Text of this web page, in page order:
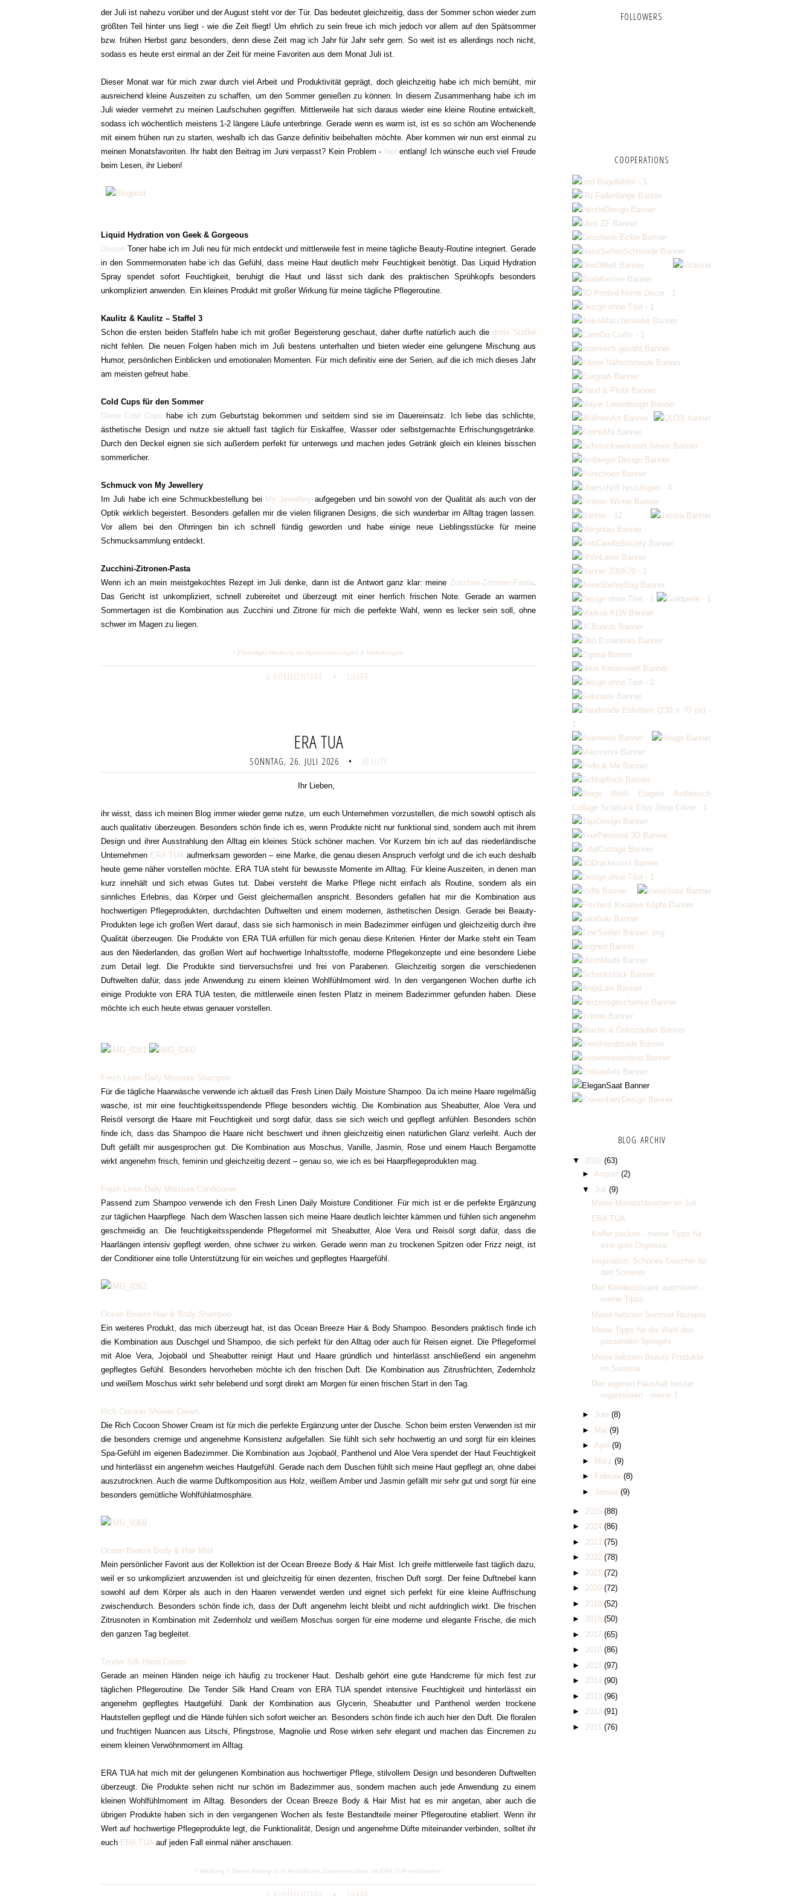
der Juli ist nahezu vorüber und der August steht vor der Tür. Das bedeutet gleichzeitig, dass der Sommer schon wieder zum
größten Teil hinter uns liegt - wie die Zeit fliegt! Um ehrlich zu sein freue ich mich jedoch vor allem auf den Spätsommer
bzw. frühen Herbst ganz besonders, denn diese Zeit mag ich Jahr für Jahr sehr gern. So weit ist es allerdings noch nicht,
sodass es heute erst einmal an der Zeit für meine Favoriten aus dem Monat Juli ist.
Dieser Monat war für mich zwar durch viel Arbeit und Produktivität geprägt, doch gleichzeitig habe ich mich bemüht, mir
ausreichend kleine Auszeiten zu schaffen, um den Sommer genießen zu können. In diesem Zusammenhang habe ich im
Juli wieder vermehrt zu meinen Laufschuhen gegriffen. Mittlerweile hat sich daraus wieder eine kleine Routine entwickelt,
sodass ich wöchentlich meistens 1-2 längere Läufe unterbringe. Gerade wenn es warm ist, ist es so schön am Wochenende
mit einem frühen run zu starten, weshalb ich das Ganze definitiv beibehalten möchte. Aber kommen wir nun erst einmal zu
meinen Monatsfavoriten. Ihr habt den Beitrag im Juni verpasst? Kein Problem - hierentlang! Ich wünsche euch viel Freude
beim Lesen, ihr Lieben!
Liquid Hydration von Geek & Gorgeous
Diesen Toner habe ich im Juli neu für mich entdeckt und mittlerweile fest in meine tägliche Beauty-Routine integriert. Gerade
in den Sommermonaten habe ich das Gefühl, dass meine Haut deutlich mehr Feuchtigkeit benötigt. Das Liquid Hydration
Spray spendet sofort Feuchtigkeit, beruhigt die Haut und lässt sich dank des praktischen Sprühkopfs besonders
unkompliziert anwenden. Ein kleines Produkt mit großer Wirkung für meine tägliche Pflegeroutine.
Kaulitz & Kaulitz – Staffel 3
Schon die ersten beiden Staffeln habe ich mit großer Begeisterung geschaut, daher durfte natürlich auch die dritte Staffel
nicht fehlen. Die neuen Folgen haben mich im Juli bestens unterhalten und bieten wieder eine gelungene Mischung aus
Humor, persönlichen Einblicken und emotionalen Momenten. Für mich definitiv eine der Serien, auf die ich mich dieses Jahr
am meisten gefreut habe.
Cold Cups für den Sommer
Diese Cold Cups habe ich zum Geburtstag bekommen und seitdem sind sie im Dauereinsatz. Ich liebe das schlichte,
ästhetische Design und nutze sie aktuell fast täglich für Eiskaffee, Wasser oder selbstgemachte Erfrischungsgetränke.
Durch den Deckel eignen sie sich außerdem perfekt für unterwegs und machen jedes Getränk gleich ein kleines bisschen
sommerlicher.
Schmuck von My Jewellery
Im Juli habe ich eine Schmuckbestellung bei My Jewellery aufgegeben und bin sowohl von der Qualität als auch von der
Optik wirklich begeistert. Besonders gefallen mir die vielen filigranen Designs, die sich wunderbar im Alltag tragen lassen.
Vor allem bei den Ohrringen bin ich schnell fündig geworden und habe einige neue Lieblingsstücke für meine
Schmucksammlung entdeckt.
Zucchini-Zitronen-Pasta
Wenn ich an mein meistgekochtes Rezept im Juli denke, dann ist die Antwort ganz klar: meine Zucchini-Zitronen-Pasta.
Das Gericht ist unkompliziert, schnell zubereitet und überzeugt mit einer herrlich frischen Note. Gerade an warmen
Sommertagen ist die Kombination aus Zucchini und Zitrone für mich die perfekte Wahl, wenn es lecker sein soll, ohne
schwer im Magen zu liegen.
* (Freiwillige) Werbung da Markennennungen & Verlinkungen
0 KOMMENTARE • SHARE:
ERA TUA
SONNTAG, 26. JULI 2026 • BEAUTY
Ihr Lieben,
ihr wisst, dass ich meinen Blog immer wieder gerne nutze, um euch Unternehmen vorzustellen, die mich sowohl optisch als
auch qualitativ überzeugen. Besonders schön finde ich es, wenn Produkte nicht nur funktional sind, sondern auch mit ihrem
Design und ihrer Ausstrahlung den Alltag ein kleines Stück schöner machen. Vor Kurzem bin ich auf das niederländische
Unternehmen ERA TUA aufmerksam geworden – eine Marke, die genau diesen Anspruch verfolgt und die ich euch deshalb
heute gerne näher vorstellen möchte. ERA TUA steht für bewusste Momente im Alltag. Für kleine Auszeiten, in denen man
kurz innehält und sich etwas Gutes tut. Dabei versteht die Marke Pflege nicht einfach als Routine, sondern als ein
sinnliches Erlebnis, das Körper und Geist gleichermaßen anspricht. Besonders gefallen hat mir die Kombination aus
hochwertigen Pflegeprodukten, durchdachten Duftwelten und einem modernen, ästhetischen Design. Gerade bei Beauty-
Produkten lege ich großen Wert darauf, dass sie sich harmonisch in mein Badezimmer einfügen und gleichzeitig durch ihre
Qualität überzeugen. Die Produkte von ERA TUA erfüllen für mich genau diese Kriterien. Hinter der Marke steht ein Team
aus den Niederlanden, das großen Wert auf hochwertige Inhaltsstoffe, moderne Pflegekonzepte und eine besondere Liebe
zum Detail legt. Die Produkte sind tierversuchsfrei und frei von Parabenen. Gleichzeitig sorgen die verschiedenen
Duftwelten dafür, dass jede Anwendung zu einem kleinen Wohlfühlmoment wird. In den vergangenen Wochen durfte ich
einige Produkte von ERA TUA testen, die mittlerweile einen festen Platz in meinem Badezimmer gefunden haben. Diese
möchte ich euch heute etwas genauer vorstellen.
Fresh Linen Daily Moisture Shampoo
Für die tägliche Haarwäsche verwende ich aktuell das Fresh Linen Daily Moisture Shampoo. Da ich meine Haare regelmäßig
wasche, ist mir eine feuchtigkeitsspendende Pflege besonders wichtig. Die Kombination aus Sheabutter, Aloe Vera und
Reisöl versorgt die Haare mit Feuchtigkeit und sorgt dafür, dass sie sich weich und gepflegt anfühlen. Besonders schön
finde ich, dass das Shampoo die Haare nicht beschwert und ihnen gleichzeitig einen natürlichen Glanz verleiht. Auch der
Duft gefällt mir ausgesprochen gut. Die Kombination aus Moschus, Vanille, Jasmin, Rose und einem Hauch Bergamotte
wirkt angenehm frisch, feminin und gleichzeitig dezent – genau so, wie ich es bei Haarpflegeprodukten mag.
Fresh Linen Daily Moisture Conditioner
Passend zum Shampoo verwende ich den Fresh Linen Daily Moisture Conditioner. Für mich ist er die perfekte Ergänzung
zur täglichen Haarpflege. Nach dem Waschen lassen sich meine Haare deutlich leichter kämmen und fühlen sich angenehm
geschmeidig an. Die feuchtigkeitsspendende Pflegeformel mit Sheabutter, Aloe Vera und Reisöl sorgt dafür, dass die
Haarlängen intensiv gepflegt werden, ohne schwer zu wirken. Gerade wenn man zu trockenen Spitzen oder Frizz neigt, ist
der Conditioner eine tolle Unterstützung für ein weiches und gepflegtes Haargefühl.
Ocean Breeze Hair & Body Shampoo
Ein weiteres Produkt, das mich überzeugt hat, ist das Ocean Breeze Hair & Body Shampoo. Besonders praktisch finde ich
die Kombination aus Duschgel und Shampoo, die sich perfekt für den Alltag oder auch für Reisen eignet. Die Pflegeformel
mit Aloe Vera, Jojobaöl und Sheabutter reinigt Haut und Haare gründlich und hinterlässt anschließend ein angenehm
gepflegtes Gefühl. Besonders hervorheben möchte ich den frischen Duft. Die Kombination aus Zitrusfrüchten, Zedernholz
und weißem Moschus wirkt sehr belebend und sorgt direkt am Morgen für einen frischen Start in den Tag.
Rich Cocoon Shower Cream
Die Rich Cocoon Shower Cream ist für mich die perfekte Ergänzung unter der Dusche. Schon beim ersten Verwenden ist mir
die besonders cremige und angenehme Konsistenz aufgefallen. Sie fühlt sich sehr hochwertig an und sorgt für ein kleines
Spa-Gefühl im eigenen Badezimmer. Die Kombination aus Jojobaöl, Panthenol und Aloe Vera spendet der Haut Feuchtigkeit
und hinterlässt ein angenehm weiches Hautgefühl. Gerade nach dem Duschen fühlt sich meine Haut gepflegt an, ohne dabei
auszutrocknen. Auch die warme Duftkomposition aus Holz, weißem Amber und Jasmin gefällt mir sehr gut und sorgt für eine
besonders gemütliche Wohlfühlatmosphäre.
Ocean Breeze Body & Hair Mist
Mein persönlicher Favorit aus der Kollektion ist der Ocean Breeze Body & Hair Mist. Ich greife mittlerweile fast täglich dazu,
weil er so unkompliziert anzuwenden ist und gleichzeitig für einen dezenten, frischen Duft sorgt. Der feine Duftnebel kann
sowohl auf dem Körper als auch in den Haaren verwendet werden und eignet sich perfekt für eine kleine Auffrischung
zwischendurch. Besonders schön finde ich, dass der Duft angenehm leicht bleibt und nicht aufdringlich wirkt. Die frischen
Zitrusnoten in Kombination mit Zedernholz und weißem Moschus sorgen für eine moderne und elegante Frische, die mich
den ganzen Tag begleitet.
Tender Silk Hand Cream
Gerade an meinen Händen neige ich häufig zu trockener Haut. Deshalb gehört eine gute Handcreme für mich fest zur
täglichen Pflegeroutine. Die Tender Silk Hand Cream von ERA TUA spendet intensive Feuchtigkeit und hinterlässt ein
angenehm gepflegtes Hautgefühl. Dank der Kombination aus Glycerin, Sheabutter und Panthenol werden trockene
Hautstellen gepflegt und die Hände fühlen sich sofort weicher an. Besonders schön finde ich auch hier den Duft. Die floralen
und fruchtigen Nuancen aus Litschi, Pfingstrose, Magnolie und Rose wirken sehr elegant und machen das Eincremen zu
einem kleinen Verwöhnmoment im Alltag.
ERA TUA hat mich mit der gelungenen Kombination aus hochwertiger Pflege, stilvollem Design und besonderen Duftwelten
überzeugt. Die Produkte sehen nicht nur schön im Badezimmer aus, sondern machen auch jede Anwendung zu einem
kleinen Wohlfühlmoment im Alltag. Besonders der Ocean Breeze Body & Hair Mist hat es mir angetan, aber auch die
übrigen Produkte haben sich in den vergangenen Wochen als feste Bestandteile meiner Pflegeroutine etabliert. Wenn ihr
Wert auf hochwertige Pflegeprodukte legt, die Funktionalität, Design und angenehme Düfte miteinander verbinden, solltet ihr
euch ERA TUA auf jeden Fall einmal näher anschauen.
* Werbung // Dieser Beitrag ist in freundlicher Zusammenarbeit mit ERA TUA entstanden!
FOLLOWERS
COOPERATIONS
BLOG ARCHIV
▼ 2026 (63)
► August (2)
▼ Juli (9)
Meine Monatsfavoriten im Juli
ERA TUA
Koffer packen - meine Tipps für
eine gute Organisa...
Inspiration: Schönes Geschirr für
den Sommer
Den Kleiderschrank ausmisten -
meine Tipps
Meine liebsten Sommer Rezepte
Meine Tipps für die Wahl des
passenden Spiegels
Meine liebsten Beauty Produkte
im Sommer
Den eigenen Haushalt besser
organisieren - meine T...
► Juni (8)
► Mai (9)
► April (9)
► März (9)
►
Februar (8)
► Januar (9)
► 2025 (88)
► 2024 (86)
► 2023 (75)
► 2022 (78)
► 2021 (72)
► 2020 (72)
► 2019 (52)
► 2018 (50)
► 2017 (65)
► 2016 (86)
► 2015 (97)
► 2014 (90)
► 2013 (96)
► 2012 (91)
► 2011 (76)